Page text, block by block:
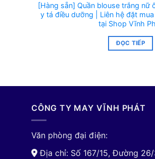
[Hàng sẵn] Quần blouse trắng nữ
y tá điều dưỡng | Liên hệ đặt
tại Shop Vĩnh
ĐỌC TIẾP
CÔNG TY MAY VĨNH PHÁT
Văn phòng đại điện:
Địa chỉ: Số 167/15, Đường